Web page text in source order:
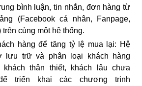
bình luận, tin nhắn, đơn hàng từ
(Facebook cá nhân, Fanpage,
trên cùng một hệ thống.
hàng để tăng tỷ lệ mua lại: Hệ
lưu trữ và phân loại khách hàng
khách thân thiết, khách lâu chưa
triển khai các chương trình